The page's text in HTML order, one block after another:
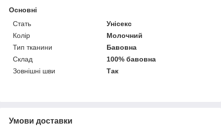
Основні
Стать
Унісекс
Колір
Молочний
Тип тканини
Бавовна
Склад
100% бавовна
Зовнішні шви
Так
Умови доставки